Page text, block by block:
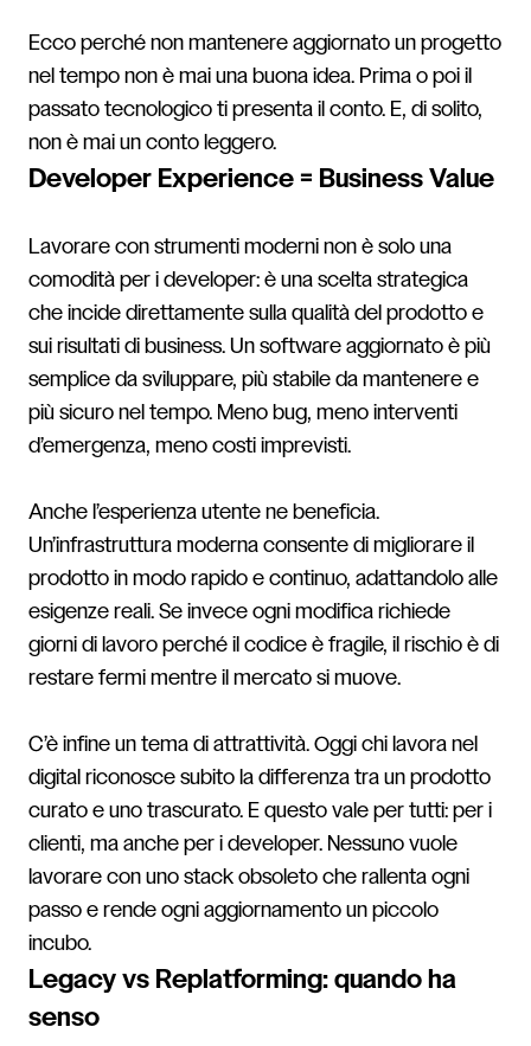
Ecco perché non mantenere aggiornato un progetto
nel tempo non è mai una buona idea. Prima o poi il
passato tecnologico ti presenta il conto. E, di solito,
non è mai un conto leggero.
Developer Experience = Business Value
Lavorare con strumenti moderni non è solo una
comodità per i developer: è una scelta strategica
che incide direttamente sulla qualità del prodotto e
sui risultati di business. Un software aggiornato è più
semplice da sviluppare, più stabile da mantenere e
più sicuro nel tempo. Meno bug, meno interventi
d’emergenza, meno costi imprevisti.
Anche l’esperienza utente ne beneficia.
Un’infrastruttura moderna consente di migliorare il
prodotto in modo rapido e continuo, adattandolo alle
esigenze reali. Se invece ogni modifica richiede
giorni di lavoro perché il codice è fragile, il rischio è di
restare fermi mentre il mercato si muove.
C’è infine un tema di attrattività. Oggi chi lavora nel
digital riconosce subito la differenza tra un prodotto
curato e uno trascurato. E questo vale per tutti: per i
clienti, ma anche per i developer. Nessuno vuole
lavorare con uno stack obsoleto che rallenta ogni
passo e rende ogni aggiornamento un piccolo
incubo.
Legacy vs Replatforming: quando ha
senso